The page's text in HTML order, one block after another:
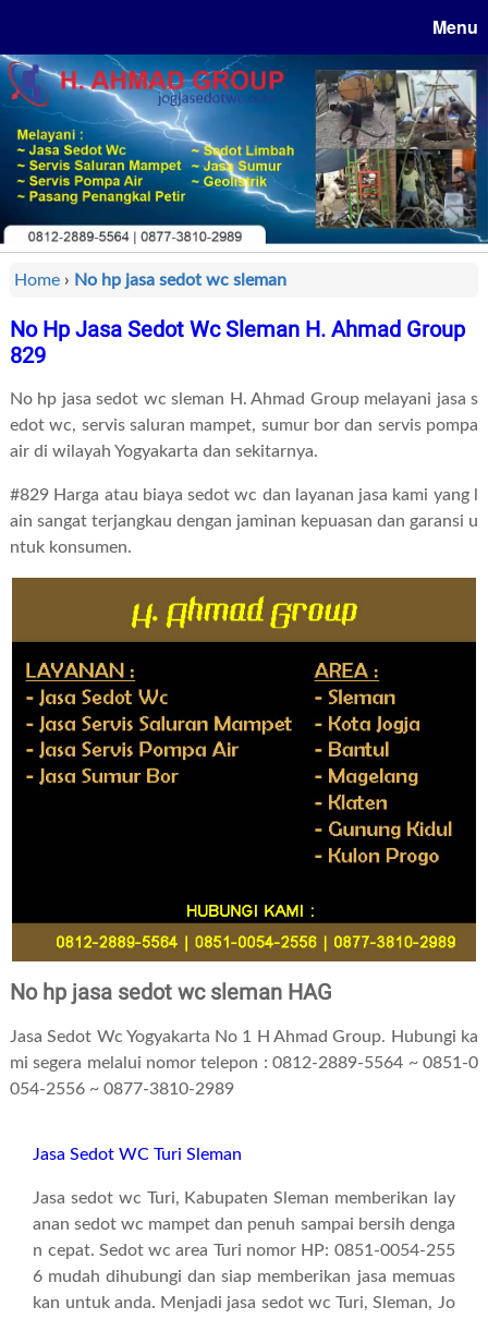
Menu
Home › No hp jasa sedot wc sleman
No Hp Jasa Sedot Wc Sleman H. Ahmad Group
829
No hp jasa sedot wc sleman H. Ahmad Group melayani jasa s
edot wc, servis saluran mampet, sumur bor dan servis pompa
air di wilayah Yogyakarta dan sekitarnya.
#829 Harga atau biaya sedot wc dan layanan jasa kami yang l
ain sangat terjangkau dengan jaminan kepuasan dan garansi u
ntuk konsumen.
No hp jasa sedot wc sleman HAG
Jasa Sedot Wc Yogyakarta No 1 H Ahmad Group. Hubungi ka
mi segera melalui nomor telepon : 0812-2889-5564 ~ 0851-0
054-2556 ~ 0877-3810-2989
Jasa Sedot WC Turi Sleman
Jasa sedot wc Turi, Kabupaten Sleman memberikan lay
anan sedot wc mampet dan penuh sampai bersih denga
n cepat. Sedot wc area Turi nomor HP: 0851-0054-255
6 mudah dihubungi dan siap memberikan jasa memuas
kan untuk anda. Menjadi jasa sedot wc Turi, Sleman, Jo